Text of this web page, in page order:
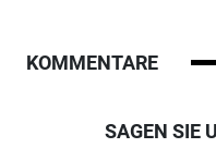
KOMMENTARE
SAGEN SIE